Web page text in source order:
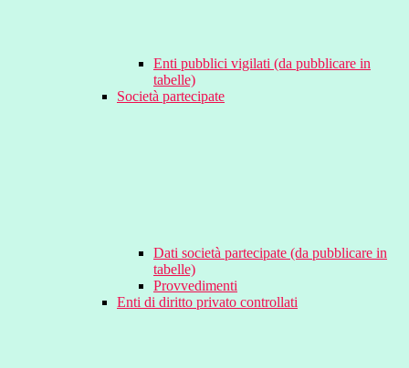
Enti pubblici vigilati (da pubblicare in
tabelle)
Società partecipate
Dati società partecipate (da pubblicare in
tabelle)
Provvedimenti
Enti di diritto privato controllati